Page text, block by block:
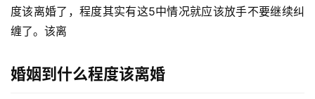
度该离婚了，程度其实有这5中情况就应该放手不要继续纠
缠了。该离
婚姻到什么程度该离婚